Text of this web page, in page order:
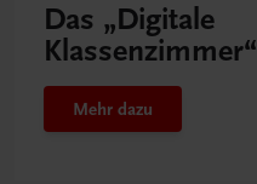
Das „Digitale
Klassenzimmer“
Mehr dazu